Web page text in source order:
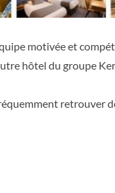
motivée et
hôtel du groupe
retrouver